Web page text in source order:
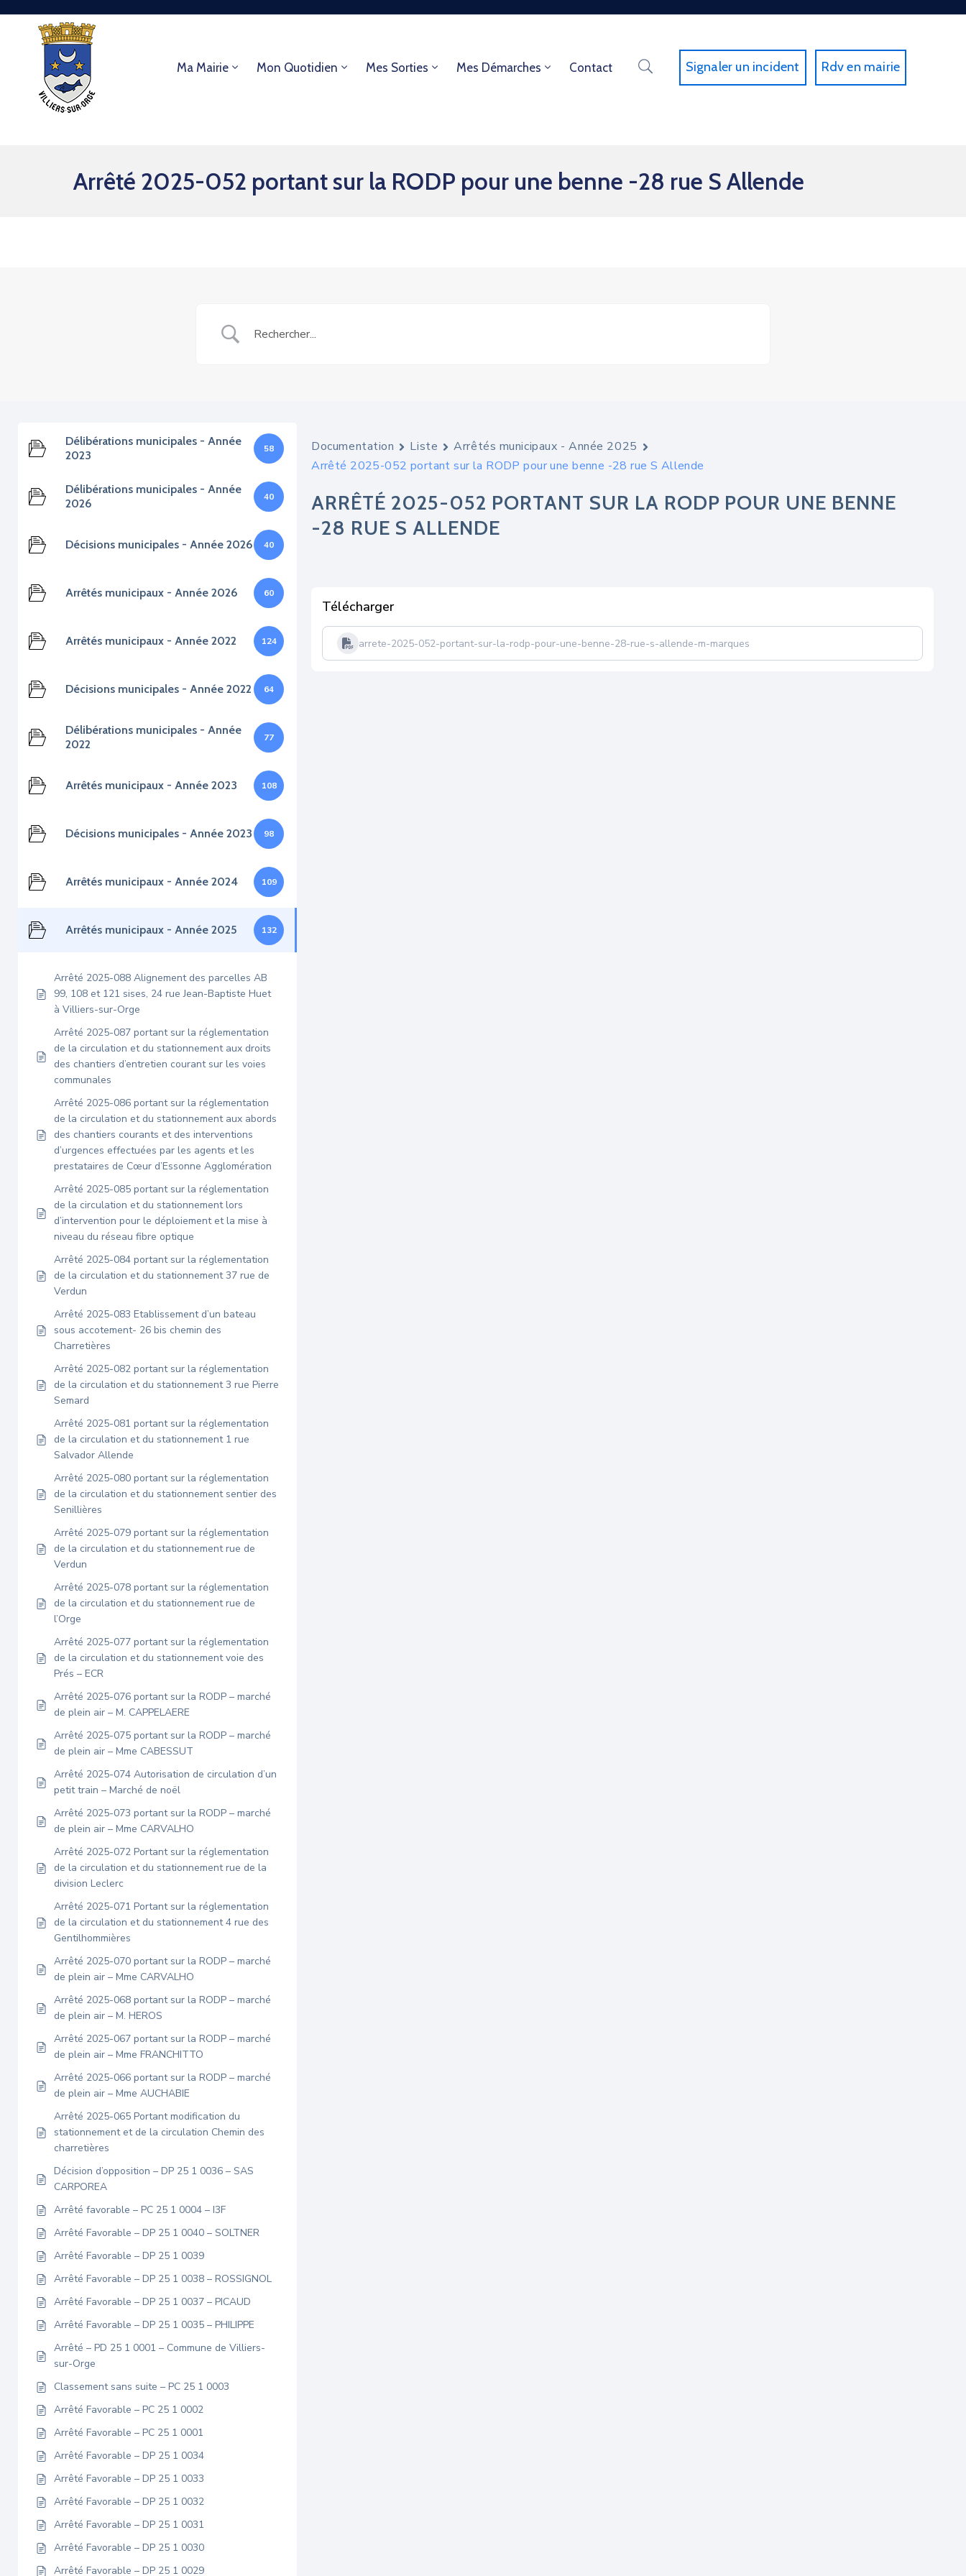
Ma Mairie Mon Quotidien Mes Sorties Mes Démarches Contact Signaler un incident Rdv en mairie
Arrêté 2025-052 portant sur la RODP pour une benne -28 rue S Allende
Délibérations municipales - Année
2023
58
Délibérations municipales - Année
2026
40
Décisions municipales - Année 2026 40
Arrêtés municipaux - Année 2026 60
Arrêtés municipaux - Année 2022 124
Décisions municipales - Année 2022 64
Délibérations municipales - Année
2022
77
Arrêtés municipaux - Année 2023 108
Décisions municipales - Année 2023 98
Arrêtés municipaux - Année 2024 109
Arrêtés municipaux - Année 2025 132
Arrêté 2025-088 Alignement des parcelles AB
99, 108 et 121 sises, 24 rue Jean-Baptiste Huet
à Villiers-sur-Orge
Arrêté 2025-087 portant sur la réglementation
de la circulation et du stationnement aux droits
des chantiers d’entretien courant sur les voies
communales
Arrêté 2025-086 portant sur la réglementation
de la circulation et du stationnement aux abords
des chantiers courants et des interventions
d’urgences effectuées par les agents et les
prestataires de Cœur d’Essonne Agglomération
Arrêté 2025-085 portant sur la réglementation
de la circulation et du stationnement lors
d’intervention pour le déploiement et la mise à
niveau du réseau fibre optique
Arrêté 2025-084 portant sur la réglementation
de la circulation et du stationnement 37 rue de
Verdun
Arrêté 2025-083 Etablissement d’un bateau
sous accotement- 26 bis chemin des
Charretières
Arrêté 2025-082 portant sur la réglementation
de la circulation et du stationnement 3 rue Pierre
Semard
Arrêté 2025-081 portant sur la réglementation
de la circulation et du stationnement 1 rue
Salvador Allende
Arrêté 2025-080 portant sur la réglementation
de la circulation et du stationnement sentier des
Senillières
Arrêté 2025-079 portant sur la réglementation
de la circulation et du stationnement rue de
Verdun
Arrêté 2025-078 portant sur la réglementation
de la circulation et du stationnement rue de
l’Orge
Arrêté 2025-077 portant sur la réglementation
de la circulation et du stationnement voie des
Prés – ECR
Arrêté 2025-076 portant sur la RODP – marché
de plein air – M. CAPPELAERE
Arrêté 2025-075 portant sur la RODP – marché
de plein air – Mme CABESSUT
Arrêté 2025-074 Autorisation de circulation d’un
petit train – Marché de noël
Arrêté 2025-073 portant sur la RODP – marché
de plein air – Mme CARVALHO
Arrêté 2025-072 Portant sur la réglementation
de la circulation et du stationnement rue de la
division Leclerc
Arrêté 2025-071 Portant sur la réglementation
de la circulation et du stationnement 4 rue des
Gentilhommières
Arrêté 2025-070 portant sur la RODP – marché
de plein air – Mme CARVALHO
Arrêté 2025-068 portant sur la RODP – marché
de plein air – M. HEROS
Arrêté 2025-067 portant sur la RODP – marché
de plein air – Mme FRANCHITTO
Arrêté 2025-066 portant sur la RODP – marché
de plein air – Mme AUCHABIE
Arrêté 2025-065 Portant modification du
stationnement et de la circulation Chemin des
charretières
Décision d’opposition – DP 25 1 0036 – SAS
CARPOREA
Arrêté favorable – PC 25 1 0004 – I3F
Arrêté Favorable – DP 25 1 0040 – SOLTNER
Arrêté Favorable – DP 25 1 0039
Arrêté Favorable – DP 25 1 0038 – ROSSIGNOL
Arrêté Favorable – DP 25 1 0037 – PICAUD
Arrêté Favorable – DP 25 1 0035 – PHILIPPE
Arrêté – PD 25 1 0001 – Commune de Villiers-
sur-Orge
Classement sans suite – PC 25 1 0003
Arrêté Favorable – PC 25 1 0002
Arrêté Favorable – PC 25 1 0001
Arrêté Favorable – DP 25 1 0034
Arrêté Favorable – DP 25 1 0033
Arrêté Favorable – DP 25 1 0032
Arrêté Favorable – DP 25 1 0031
Arrêté Favorable – DP 25 1 0030
Arrêté Favorable – DP 25 1 0029
Documentation Liste
Arrêtés municipaux - Année 2025
Arrêté 2025-052 portant sur la RODP pour une benne -28 rue S Allende
ARRÊTÉ 2025-052 PORTANT SUR LA RODP POUR UNE BENNE
-28 RUE S ALLENDE
Télécharger
arrete-2025-052-portant-sur-la-rodp-pour-une-benne-28-rue-s-allende-m-marques